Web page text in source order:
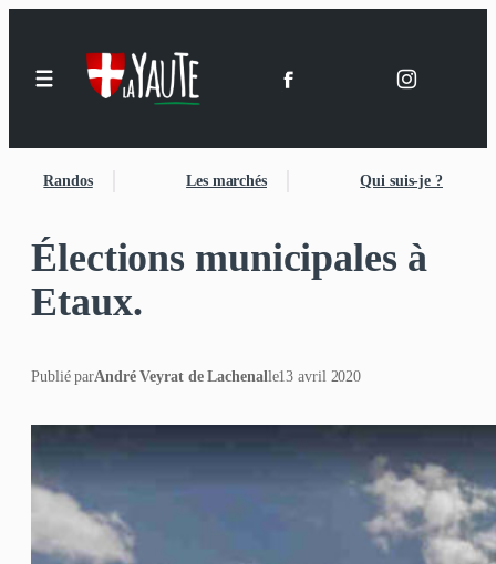
Randos Les marchés Qui suis-je ?
Élections municipales à
Etaux.
Publié parAndré Veyrat de Lachenalle13 avril 2020